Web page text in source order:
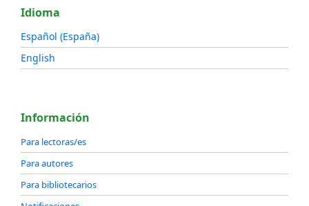
Idioma
Español (España)
English
Información
Para lectoras/es
Para autores
Para bibliotecarios